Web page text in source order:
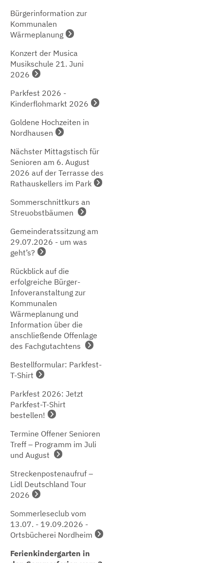
Bürgerinformation zur
Kommunalen
Wärmeplanung
Konzert der Musica
Musikschule 21. Juni
2026
Parkfest 2026 -
Kinderflohmarkt 2026
Goldene Hochzeiten in
Nordhausen
Nächster Mittagstisch für
Senioren am 6. August
2026 auf der Terrasse des
Rathauskellers im Park
Sommerschnittkurs an
Streuobstbäumen
Gemeinderatssitzung am
29.07.2026 - um was
geht’s?
Rückblick auf die
erfolgreiche Bürger-
Infoveranstaltung zur
Kommunalen
Wärmeplanung und
Information über die
anschließende Offenlage
des Fachgutachtens
Bestellformular: Parkfest-
T-Shirt
Parkfest 2026: Jetzt
Parkfest-T-Shirt
bestellen!
Termine Offener Senioren
Treff – Programm im Juli
und August
Streckenpostenaufruf –
Lidl Deutschland Tour
2026
Sommerleseclub vom
13.07. - 19.09.2026 -
Ortsbücherei Nordheim
Ferienkindergarten in